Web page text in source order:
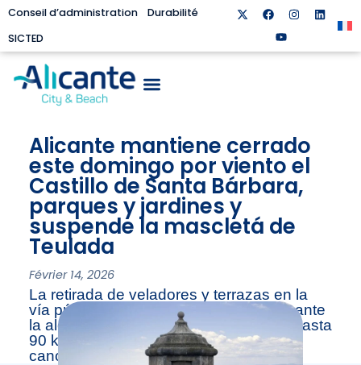
Conseil d’administration
Durabilité
SICTED
Alicante mantiene cerrado
este domingo por viento el
Castillo de Santa Bárbara,
parques y jardines y
suspende la mascletá de
Teulada
Février 14, 2026
La retirada de veladores y terrazas en la
vía pública se prolonga hasta el lunes ante
la alerta amarilla que prevé rachas de hasta
90 kilómetros por hora y también se
cancelan las actividades al aire libre